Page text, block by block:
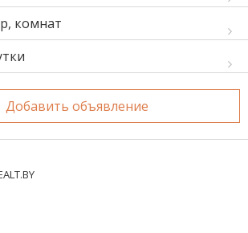
комнат
Добавить объявление